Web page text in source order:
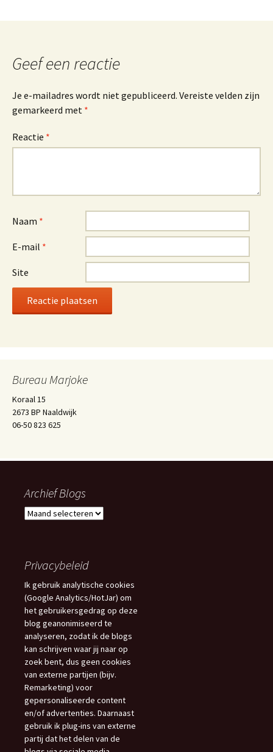
Geef een reactie
Je e-mailadres wordt niet gepubliceerd. Vereiste velden zijn
gemarkeerd met *
Reactie *
Naam *
E-mail *
Site
Bureau Marjoke
Koraal 15
2673 BP Naaldwijk
06-50 823 625
Archief Blogs
Archief
Privacybeleid
Ik gebruik analytische cookies
(Google Analytics/HotJar) om
het gebruikersgedrag op deze
blog geanonimiseerd te
analyseren, zodat ik de blogs
kan schrijven waar jij naar op
zoek bent, dus geen cookies
van externe partijen (bijv.
Remarketing) voor
gepersonaliseerde content
en/of advertenties. Daarnaast
gebruik ik plug-ins van externe
partij dat het delen van de